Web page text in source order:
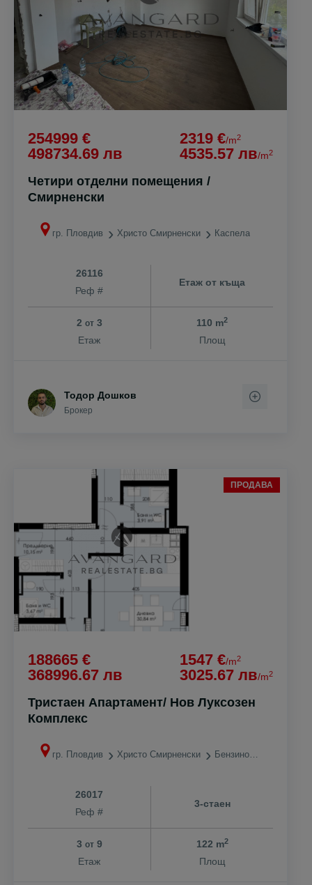
254999 €
498734.69 лв
2319 €/m2
4535.57 лв/m2
Четири отделни помещения /
Смирненски
гр. Пловдив Христо Смирненски Каспела
26116
Реф #
Етаж от къща
2 от3
Етаж
110 m2
Площ
Тодор Дошков
Брокер
ПРОДАВА
188665 €
368996.67 лв
1547 €/m2
3025.67 лв/m2
Тристаен Апартамент/ Нов Луксозен
Комплекс
гр. Пловдив Христо Смирненски Бензиностанция ЕКО
26017
Реф #
3-стаен
3 от9
Етаж
122 m2
Площ